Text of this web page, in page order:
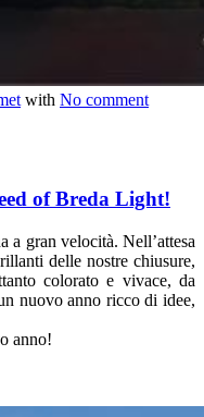
with No comment
of Breda Light!
a gran velocità. Nell’attesa
delle nostre chiusure,
colorato e vivace, da
nuovo anno ricco di idee,
anno!